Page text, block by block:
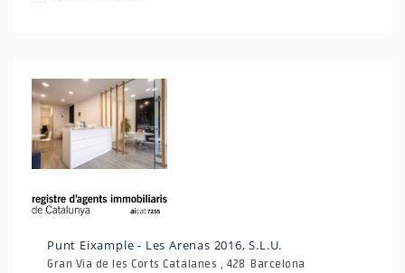
Punt Eixample - Les Arenas 2016, S.L.U.
Gran Via de les Corts Catalanes , 428 Barcelona